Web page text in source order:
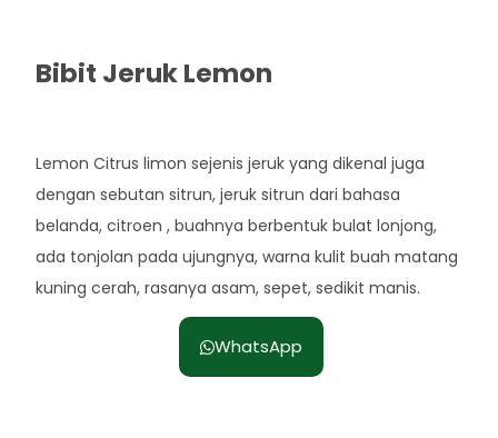
Bibit Jeruk Lemon
Lemon Citrus limon sejenis jeruk yang dikenal juga
dengan sebutan sitrun, jeruk sitrun dari bahasa
belanda, citroen , buahnya berbentuk bulat lonjong,
ada tonjolan pada ujungnya, warna kulit buah matang
kuning cerah, rasanya asam, sepet, sedikit manis.
WhatsApp